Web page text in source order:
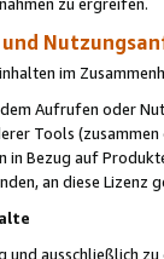
und
im
Aufrufen oder
Tools (zusammen
in Bezug auf
an diese Lizenz
ausschließlich